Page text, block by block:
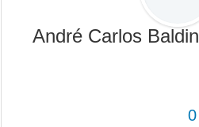
André Carlos Baldin
0